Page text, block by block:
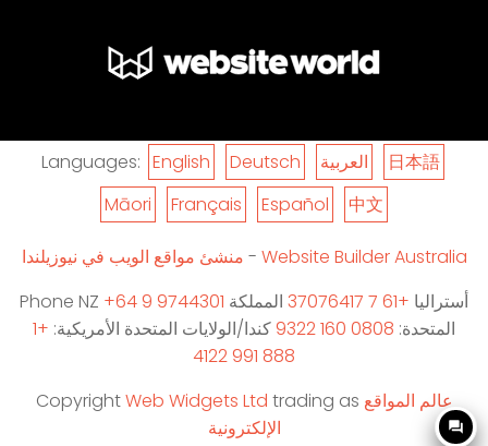
Languages: English Deutsch العربية
日本語
Māori
Français Español 中文
منشئ مواقع الويب في نيوزيلندا - Website Builder Australia
Phone NZ +64 9 9744301 أستراليا +61 7 37076417
المملكة
المتحدة: 0808 160 9322 كندا/الولايات المتحدة الأمريكية:
+1
888 991 4122
CopyrightWeb Widgets Ltd trading as عالم المواقع
الإلكترونية
question_answer